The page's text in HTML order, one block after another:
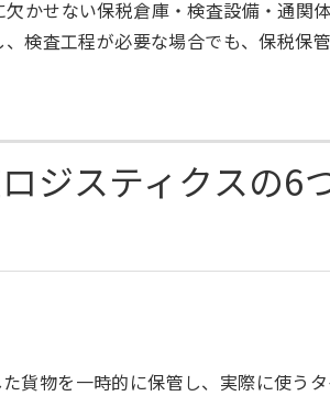
かせない保税倉庫・検査設備・通
検査工程が必要な場合でも、保税
ジスティクスの6
貨物を一時的に保管し、実際に使う